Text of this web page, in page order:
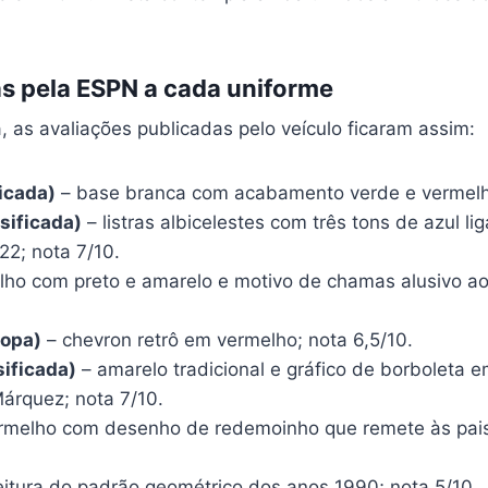
pela ESPN a cada uniforme
as avaliações publicadas pelo veículo ficaram assim:
– base branca com acabamento verde e
– listras albicelestes com três tons de azul
nota 7/10.
com preto e amarelo e motivo de chamas alusivo
– chevron retrô em vermelho; nota 6,5/10.
– amarelo tradicional e gráfico de borboleta
nota 7/10.
com desenho de redemoinho que remete às